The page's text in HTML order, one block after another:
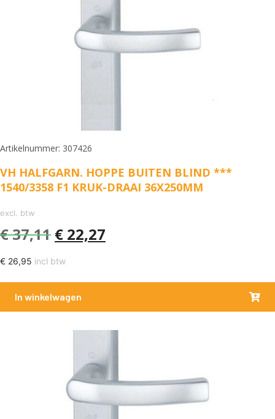
Artikelnummer: 307426
VH HALFGARN. HOPPE BUITEN BLIND ***
1540/3358 F1 KRUK-DRAAI 36X250MM
excl. btw
€37,11 € 22,27
€ 26,95 incl btw
In winkelwagen